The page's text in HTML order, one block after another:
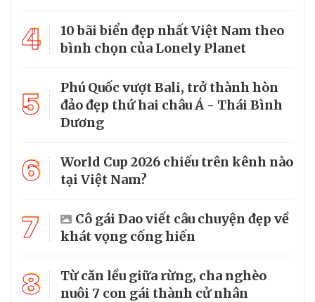
4
10 bãi biển đẹp nhất Việt Nam theo
bình chọn của Lonely Planet
5
Phú Quốc vượt Bali, trở thành hòn
đảo đẹp thứ hai châu Á - Thái Bình
Dương
6
World Cup 2026 chiếu trên kênh nào
tại Việt Nam?
7
Cô gái Dao viết câu chuyện đẹp về
khát vọng cống hiến
8
Từ căn lều giữa rừng, cha nghèo
nuôi 7 con gái thành cử nhân